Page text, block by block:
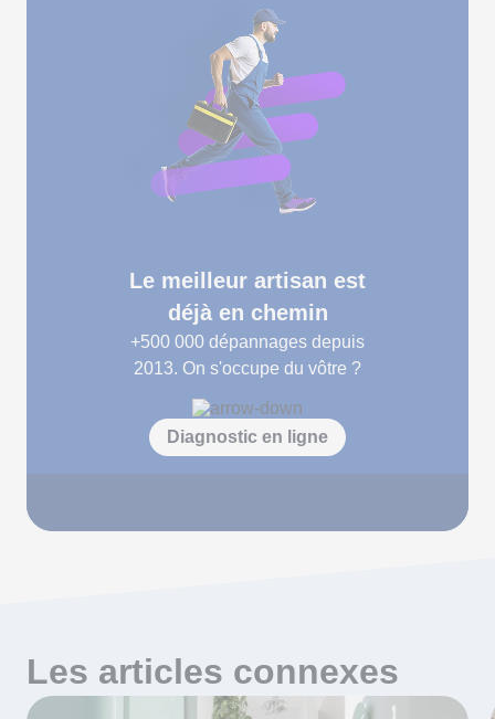
Le meilleur artisan est
déjà en chemin
+500 000 dépannages depuis
2013. On s'occupe du vôtre ?
Diagnostic en ligne
Les articles connexes